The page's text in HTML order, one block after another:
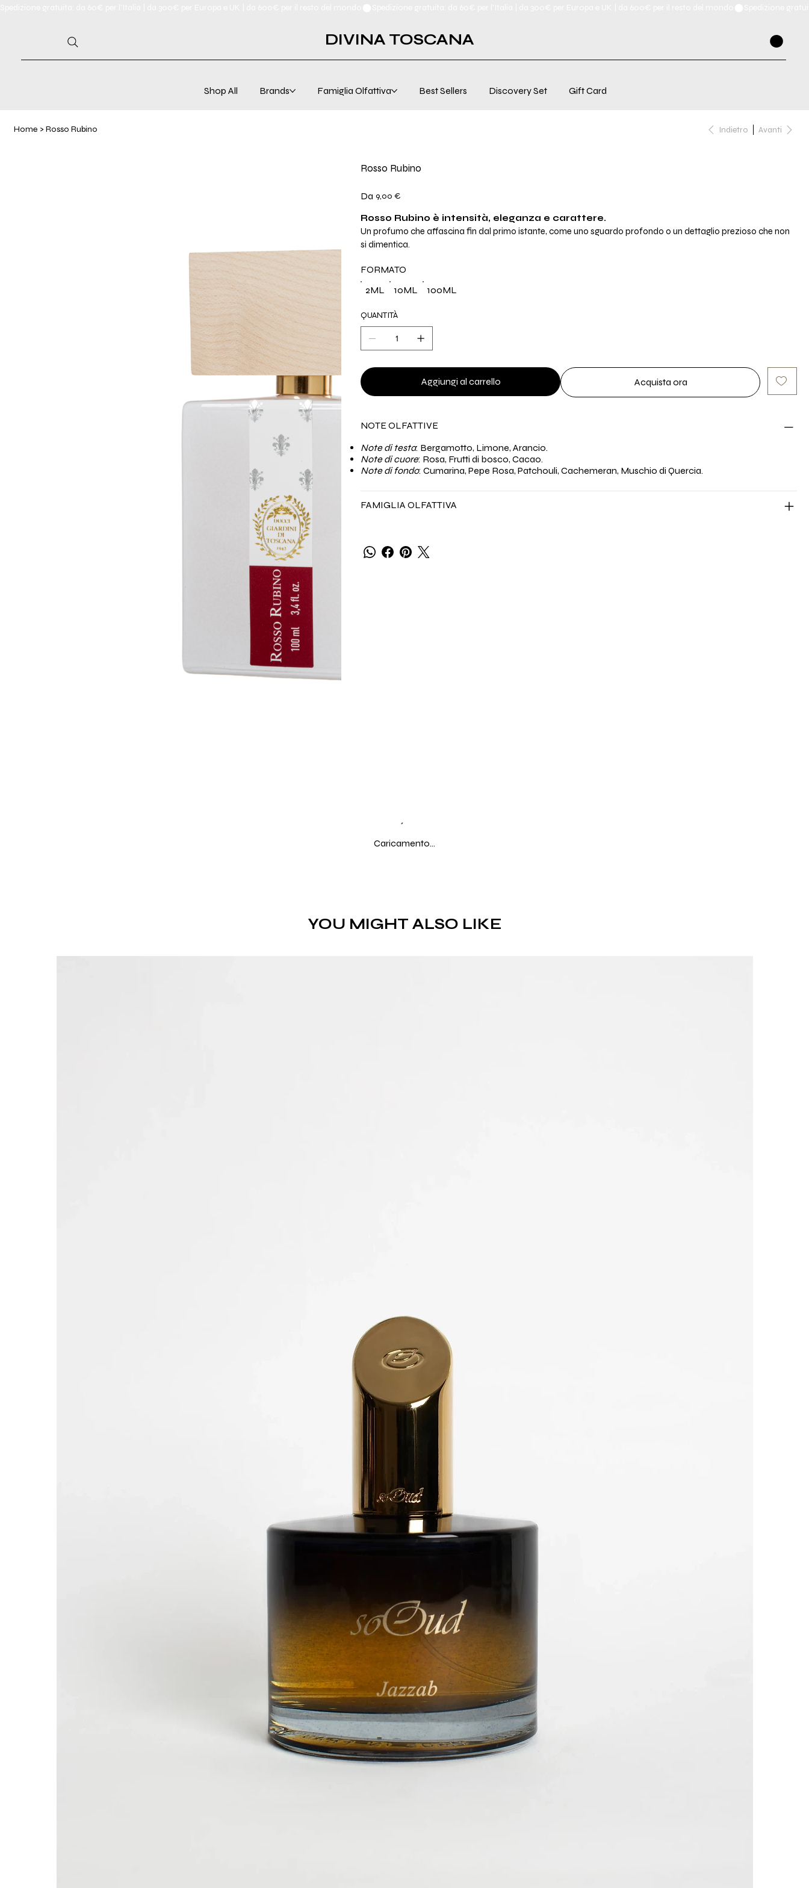
Shop All Brands Famiglia Olfattiva Best Sellers Discovery Set Gift Card
DIVINA TOSCANA
Home > Rosso Rubino Indietro Avanti
Rosso Rubino
Da 9,00 €
Rosso Rubino è intensità, eleganza e carattere.
Un profumo che affascina fin dal primo istante, come uno sguardo profondo o un dettaglio prezioso che non
si dimentica.
2ML 10ML 100ML
FORMATO
QUANTITÀ
Aggiungi al carrello Acquista ora
NOTE OLFATTIVE
Note di testa: Bergamotto, Limone, Arancio.
Note di cuore: Rosa, Frutti di bosco, Cacao.
Note di fondo: Cumarina, Pepe Rosa, Patchouli, Cachemeran, Muschio di Quercia.
FAMIGLIA OLFATTIVA
Caricamento...
YOU MIGHT ALSO LIKE